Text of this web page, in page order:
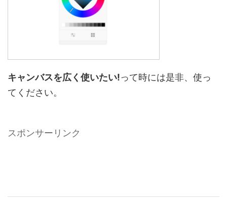
キャンバスを広く使いたい!って時には是非、使っ
てください。
スポンサーリンク